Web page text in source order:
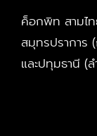
ค็อกพิท สามไ
สมุทรปราการ
และปทุมธานี (